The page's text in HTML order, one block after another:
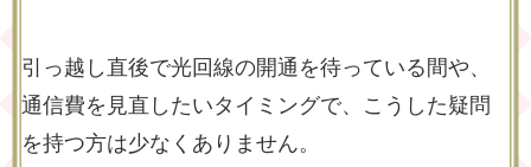
引っ越し直後で光回線の開通を待っている間や、
通信費を見直したいタイミングで、こうした疑問
を持つ方は少なくありません。